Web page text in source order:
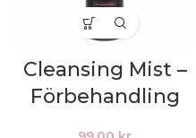
Cleansing Mist –
Förbehandling